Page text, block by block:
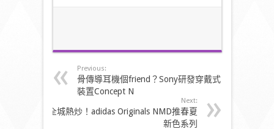
Previous:
骨傳導耳機個friend？Sony研發穿戴式
裝置Concept N
Next:
全城熱炒！adidas Originals NMD推春夏
新色系列